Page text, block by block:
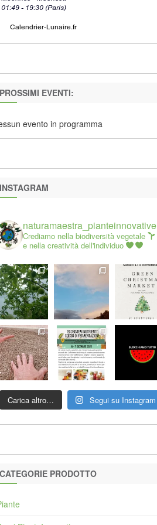
EVENTI:
evento in programma
naturamaestra_pianteinnovative
Crediamo nella biodiversità vegetale
e nella creatività dell'individuo
Carica altro… Segui su Instagram
PRODOTTO